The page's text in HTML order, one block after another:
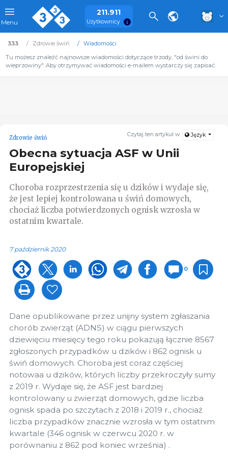
Menu
211.911
Użytkownicy
333 Zdrowie świń
Wiadomości
Tu możesz znaleźć najnowsze wiadomości dotyczące trzody, "od świni do
wieprzowiny". Aby otrzymywać wiadomości e-mailem wystarczy się zapisać.
Czytaj ten artykuł w: Język
Zdrowie świń
Obecna sytuacja ASF w Unii
Europejskiej
Choroba rozprzestrzenia się u dzików i wydaje się,
że jest lepiej kontrolowana u świń domowych,
chociaż liczba potwierdzonych ognisk wzrosła w
ostatnim kwartale.
7 październik 2020
0
Dane opublikowane przez unijny system zgłaszania
chorób zwierząt (ADNS) w ciągu pierwszych
dziewięciu miesięcy tego roku pokazują łącznie 8567
zgłoszonych przypadków u dzików i 862 ognisk u
świń domowych. Choroba jest coraz częściej
notowaa u dzików, których liczby przekroczyły sumy
z 2019 r. Wydaje się, że ASF jest bardziej
kontrolowany u zwierząt domowych, gdzie liczba
ognisk spada po szczytach z 2018 i 2019 r., chociaż
liczba przypadków znacznie wzrosła w tym ostatnim
kwartale (346 ognisk w czerwcu 2020 r. w
porównaniu z 862 pod koniec września) .